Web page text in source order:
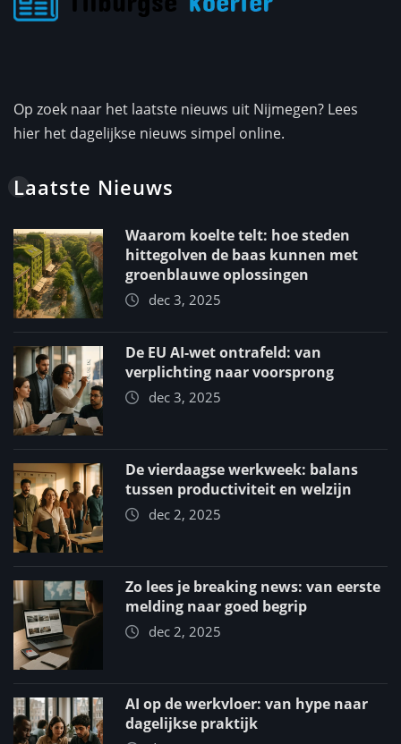
Op zoek naar het laatste nieuws uit Nijmegen? Lees
hier het dagelijkse nieuws simpel online.
Laatste Nieuws
Waarom koelte telt: hoe steden
hittegolven de baas kunnen met
groenblauwe oplossingen
dec 3, 2025
De EU AI-wet ontrafeld: van
verplichting naar voorsprong
dec 3, 2025
De vierdaagse werkweek: balans
tussen productiviteit en welzijn
dec 2, 2025
Zo lees je breaking news: van eerste
melding naar goed begrip
dec 2, 2025
AI op de werkvloer: van hype naar
dagelijkse praktijk